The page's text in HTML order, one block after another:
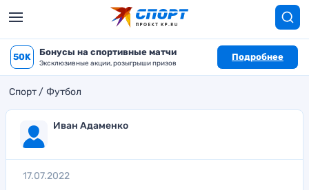
50K Бонусы на спортивные матчи
Эксклюзивные акции, розыгрыши призов
Подробнее
Спорт Футбол
Иван Адаменко
17.07.2022